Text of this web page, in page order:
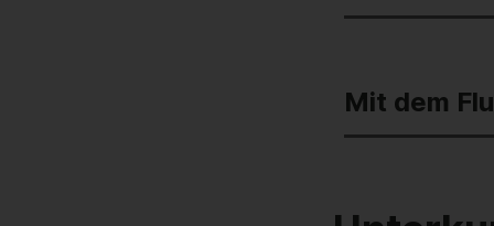
Mit dem